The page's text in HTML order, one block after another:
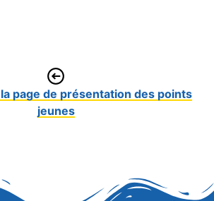
page de présentation des points
jeunes